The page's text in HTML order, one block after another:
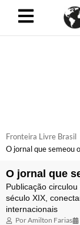
Fronteira Livre Brasil
O jornal que semeou
O jornal que
Publicação
século XIX,
internacionais
PorAmilton Farias